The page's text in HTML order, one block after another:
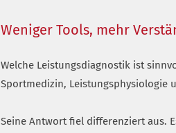
Weniger Tools, mehr
Welche Leistungsdiagnostik ist
Sportmedizin, Leistungsphysiologie
Seine Antwort fiel differenziert aus.